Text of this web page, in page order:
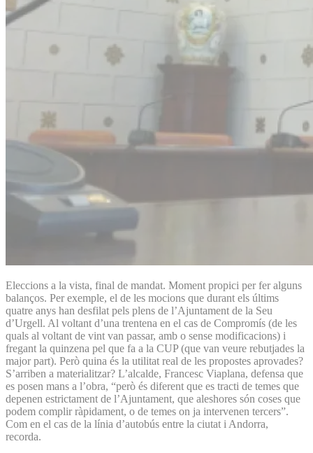
Eleccions a la vista, final de mandat. Moment propici per fer alguns
balanços. Per exemple, el de les mocions que durant els últims
quatre anys han desfilat pels plens de l’Ajuntament de la Seu
d’Urgell. Al voltant d’una trentena en el cas de Compromís (de les
quals al voltant de vint van passar, amb o sense modificacions) i
fregant la quinzena pel que fa a la CUP (que van veure rebutjades la
major part). Però quina és la utilitat real de les propostes aprovades?
S’arriben a materialitzar? L’alcalde, Francesc Viaplana, defensa que
es posen mans a l’obra, “però és diferent que es tracti de temes que
depenen estrictament de l’Ajuntament, que aleshores són coses que
podem complir ràpidament, o de temes on ja intervenen tercers”.
Com en el cas de la línia d’autobús entre la ciutat i Andorra,
recorda.